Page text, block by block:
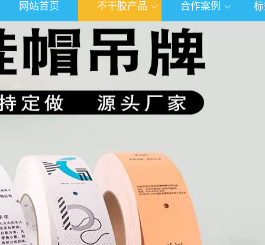
网站首页 不干胶产品 合作案例